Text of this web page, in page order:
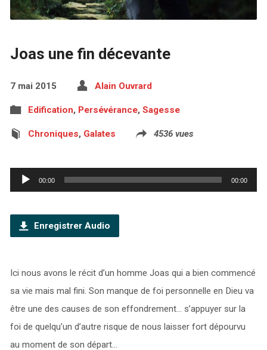
Joas une fin décevante
7 mai 2015 Alain Ouvrard
Edification, Persévérance, Sagesse
Chroniques, Galates 4536 vues
Lecteur
audio
00:00 00:00
Enregistrer Audio
Ici nous avons le récit d’un homme Joas qui a bien commencé
sa vie mais mal fini. Son manque de foi personnelle en Dieu va
être une des causes de son effondrement… s’appuyer sur la
foi de quelqu’un d’autre risque de nous laisser fort dépourvu
au moment de son départ…